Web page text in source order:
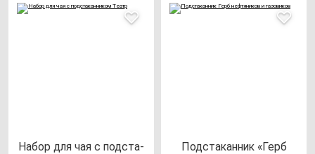
Набор для чая с под­ста­
Под­ста­кан­ник «Герб